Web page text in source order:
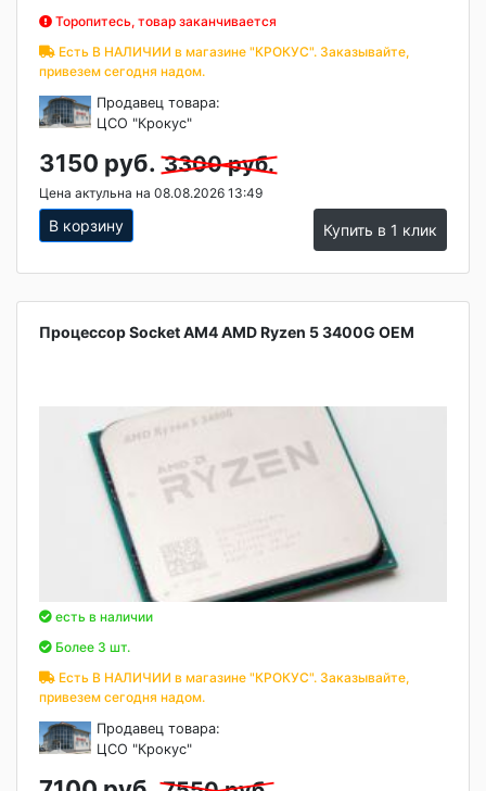
Торопитесь, товар заканчивается
Есть В НАЛИЧИИ в магазине "КРОКУС". Заказывайте,
привезем сегодня надом.
Продавец товара:
ЦСО "Крокус"
3150 руб. 3300 руб.
Цена актульна на 08.08.2026 13:49
В корзину Купить в 1 клик
Процессор Socket AM4 AMD Ryzen 5 3400G OEM
есть в наличии
Более 3 шт.
Есть В НАЛИЧИИ в магазине "КРОКУС". Заказывайте,
привезем сегодня надом.
Продавец товара:
ЦСО "Крокус"